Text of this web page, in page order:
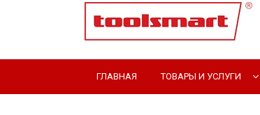
ГЛАВНАЯ ТОВАРЫ И УСЛУГИ